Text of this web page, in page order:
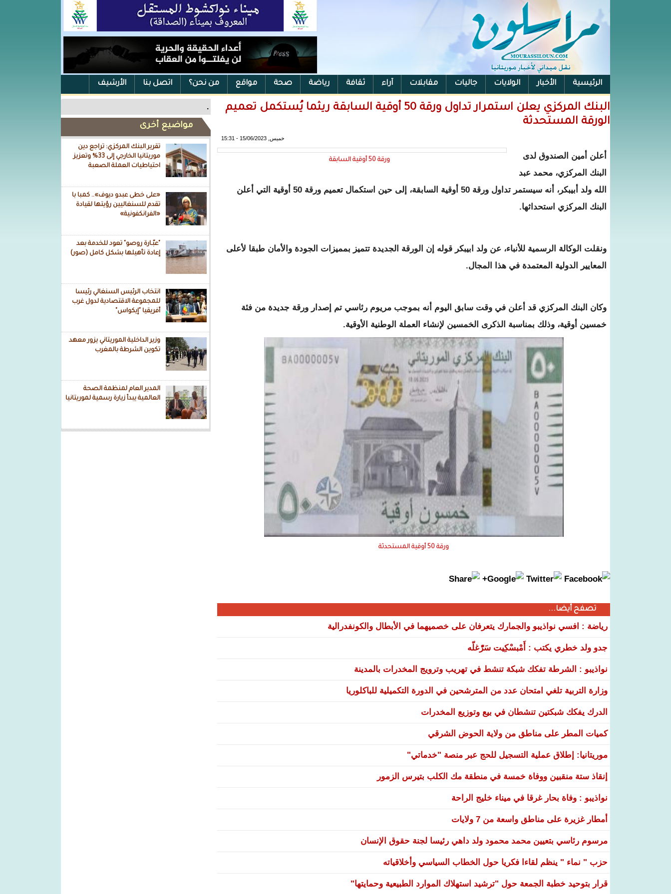
الرئيسية الأخبار الولايات جاليات مقابلات آراء ثقافة رياضة صحة مواقع من نحن؟ اتصل بنا الأرشيف
الفيس بوك .
مواضيع أخرى
تقرير البنك المركزي: تراجع دين
موريتانيا الخارجي إلى 33% وتعزيز
احتياطيات العملة الصعبة
«على خطى عبدو ديوف».. كمبا با
تقدم للسنغاليين رؤيتها لقيادة
«الفرانكفونية»
"عبّـارة روصو" تعود للخدمة بعد
إعادة تأهيلها بشكل كامل (صور)
انتخاب الرئيس السنغالي رئيسا
للمجموعة الاقتصادية لدول غرب
أفريقيا "إيكواس"
وزير الداخلية الموريتاني يزور معهد
تكوين الشرطة بالمغرب
المدير العام لمنظمة الصحة
العالمية يبدأ زيارة رسمية لموريتانيا
البنك المركزي يعلن استمرار تداول ورقة 50 أوقية السابقة ريثما يُستكمل تعميم
الورقة المستحدثة
خميس, 15/06/2023 - 15:31
ورقة 50 أوقية السابقة
أعلن أمين الصندوق لدى
البنك المركزي، محمد عبد
الله ولد أبيبكر، أنه سيستمر تداول ورقة 50 أوقية السابقة، إلى حين استكمال تعميم ورقة 50 أوقية التي أعلن
البنك المركزي استحداثها.
ونقلت الوكالة الرسمية للأنباء، عن ولد ابيبكر قوله إن الورقة الجديدة تتميز بمميزات الجودة والأمان طبقا لأعلى
المعايير الدولية المعتمدة في هذا المجال.
وكان البنك المركزي قد أعلن في وقت سابق اليوم أنه بموجب مريوم رئاسي تم إصدار ورقة جديدة من فئة
خمسين أوقية، وذلك بمناسبة الذكرى الخمسين لإنشاء العملة الوطنية الأوقية.
ورقة 50 أوقية المستحدثة
تصفح أيضا...
رياضة : افسي نواذيبو والجمارك يتعرفان على خصميهما في الأبطال والكونفدرالية
جدو ولد خطري يكتب : أَمْبسْكِيت سَرّْغلّه
نواذيبو : الشرطة تفكك شبكة تنشط في تهريب وترويج المخدرات بالمدينة
وزارة التربية تلغي امتحان عدد من المترشحين في الدورة التكميلية للباكلوريا
الدرك يفكك شبكتين تنشطان في بيع وتوزيع المخدرات
كميات المطر على مناطق من ولاية الحوض الشرقي
موريتانيا: إطلاق عملية التسجيل للحج عبر منصة "خدماتي"
إنقاذ ستة منقبين ووفاة خمسة في منطقة مك الكلب بتيرس الزمور
نواذيبو : وفاة بحار غرقا في ميناء خليج الراحة
أمطار غزيرة على مناطق واسعة من 7 ولايات
مرسوم رئاسي بتعيين محمد محمود ولد داهي رئيسا لجنة حقوق الإنسان
حزب " نماء " ينظم لقاءا فكريا حول الخطاب السياسي وأخلاقياته
قرار بتوحيد خطبة الجمعة حول "ترشيد استهلاك الموارد الطبيعية وحمايتها"